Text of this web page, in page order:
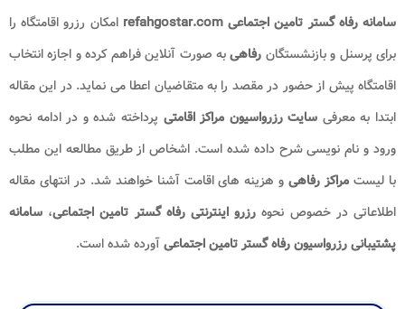
سامانه رفاه گستر تامین اجتماعی refahgostar.com
امکان رزرو اقامتگاه را
برای پرسنل و بازنشستگان رفاهیبه صورت آنلاین فراهم کرده و اجازه انتخاب
اقامتگاه پیش از حضور در مقصد را به متقاضیان اعطا می نماید. در این مقاله
ابتدا به معرفی سایت رزرواسیون مراکز اقامتی پرداخته شده و در ادامه نحوه
ورود و نام نویسی شرح داده شده است. اشخاص از طریق مطالعه این مطلب
با لیست مراکز رفاهی و هزینه های اقامت آشنا خواهند شد. در انتهای مقاله
اطلاعاتی در خصوص نحوه رزرو اینترنتی رفاه گستر تامین اجتماعی، سامانه
پشتیبانی رزرواسیون رفاه گستر تامین اجتماعیآورده شده است.